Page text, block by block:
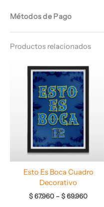
Métodos de Pago
Productos relacionados
Esto Es Boca Cuadro
Decorativo
$67.960 –$69.960
de